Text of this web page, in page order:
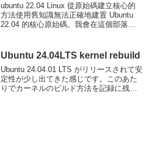
ubuntu 22.04 Linux 從原始碼建立核心的
方法使用舊知識無法正確地建置 Ubuntu
22.04 的核心原始碼。我會在這個部落格
Ubuntu 24.04LTS kernel rebuild
Ubuntu 24.04.01 LTS がリリースされて安
定性が少し出てきた感じです。このあた
りでカーネルのビルド方法を記録に残し